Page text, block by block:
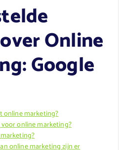
Online
Google
online marketing?
online marketing?
online marketing zijn er